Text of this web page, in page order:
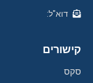
דוא"ל:
קישורים
סקס